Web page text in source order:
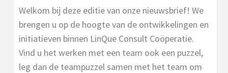
Welkom bij deze editie van onze nieuwsbrief! We
brengen u op de hoogte van de ontwikkelingen en
initiatieven binnen LinQue Consult Coöperatie.
Vind u het werken met een team ook een puzzel,
leg dan de teampuzzel samen met het team om